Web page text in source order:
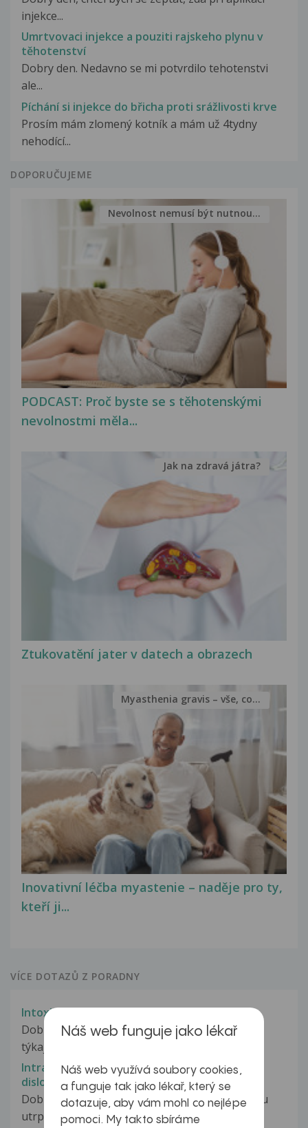
injekce...
Umrtvovaci injekce a pouziti rajskeho plynu v
těhotenství
Dobry den. Nedavno se mi potvrdilo tehotenstvi
ale...
Píchání si injekce do břicha proti srážlivosti krve
Prosím mám zlomený kotník a mám už 4tydny
nehodící...
DOPORUČUJEME
PODCAST: Proč byste se s těhotenskými
nevolnostmi měla...
Nevolnost nemusí být nutnou...
Ztukovatění jater v datech a obrazech
Jak na zdravá játra?
Inovativní léčba myastenie – naděje pro ty,
kteří ji...
Myasthenia gravis – vše, co...
VÍCE DOTAZŮ Z PORADNY
Intoxikace,alfotoxiny
Dobrý den, Prosím Vás o zodpovězení dotazu
týkající se aflatoxinů.Zajímalo...
Intraartikulárni fraktura báze 5.MTT bez
dislokace
Dobrý den, dne 18.06. jsem při špatném došlapu
utrpěla intraartikularni fr....
Náš web funguje jako lékař
Náš web využívá soubory cookies,
a funguje tak jako lékař, který se
dotazuje, aby vám mohl co nejlépe
pomoci. My takto sbíráme